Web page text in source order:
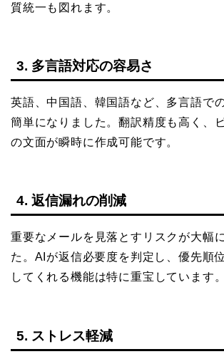
質統一も図れます。
3. 多言語対応の容易さ
英語、中国語、韓国語など、多言語で
簡単になりました。翻訳精度も高く、
の文面が瞬時に作成可能です。
4. 返信漏れの削減
重要なメールを見落とすリスクが大幅
た。AIが返信必要度を判定し、優先順
してくれる機能は特に重宝しています。
5. ストレス軽減